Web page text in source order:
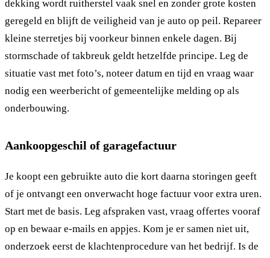
dekking wordt ruitherstel vaak snel en zonder grote kosten
geregeld en blijft de veiligheid van je auto op peil. Repareer
kleine sterretjes bij voorkeur binnen enkele dagen. Bij
stormschade of takbreuk geldt hetzelfde principe. Leg de
situatie vast met foto’s, noteer datum en tijd en vraag waar
nodig een weerbericht of gemeentelijke melding op als
onderbouwing.
Aankoopgeschil of garagefactuur
Je koopt een gebruikte auto die kort daarna storingen geeft
of je ontvangt een onverwacht hoge factuur voor extra uren.
Start met de basis. Leg afspraken vast, vraag offertes vooraf
op en bewaar e-mails en appjes. Kom je er samen niet uit,
onderzoek eerst de klachtenprocedure van het bedrijf. Is de